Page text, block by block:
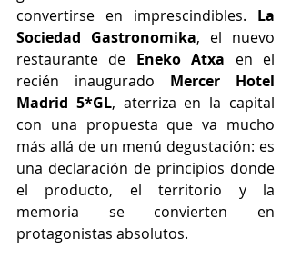
convertirse en imprescindibles. La
Sociedad Gastronomika, el nuevo
restaurante de Eneko Atxa en el
recién inaugurado Mercer Hotel
Madrid 5*GL, aterriza en la capital
con una propuesta que va mucho
más allá de un menú degustación: es
una declaración de principios donde
el producto, el territorio y la
memoria se convierten en
protagonistas absolutos.